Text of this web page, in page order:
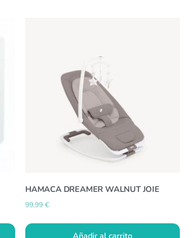
HAMACA DREAMER WALNUT JOIE
99,99 €
Añadir al carrito